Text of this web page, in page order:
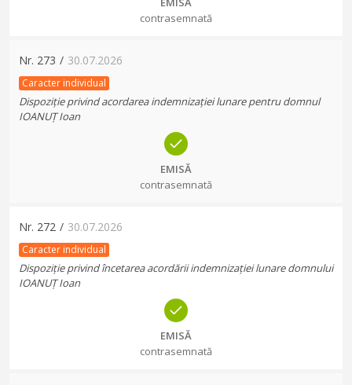
contrasemnată
Nr. 273 / 30.07.2026
Caracter individual
Dispoziție privind acordarea indemnizației lunare pentru domnul
IOANUȚ Ioan
EMISĂ
contrasemnată
Nr. 272 / 30.07.2026
Caracter individual
Dispoziție privind încetarea acordării indemnizației lunare domnului
IOANUȚ Ioan
EMISĂ
contrasemnată